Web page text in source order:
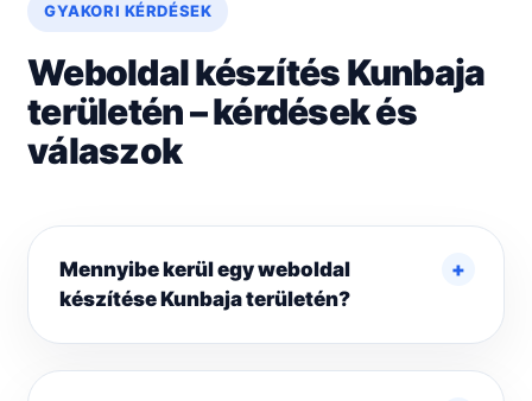
GYAKORI KÉRDÉSEK
Weboldal készítés Kunbaja
területén – kérdések és
válaszok
Mennyibe kerül egy weboldal
készítése Kunbaja területén?